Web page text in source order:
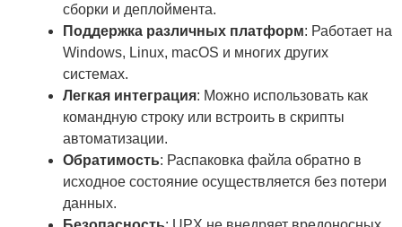
сборки и деплоймента.
Поддержка различных платформ: Работает на
Windows, Linux, macOS и многих других
системах.
Легкая интеграция: Можно использовать как
командную строку или встроить в скрипты
автоматизации.
Обратимость: Распаковка файла обратно в
исходное состояние осуществляется без потери
данных.